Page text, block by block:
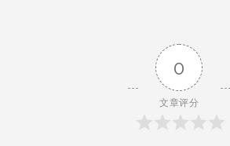
0
文章评分